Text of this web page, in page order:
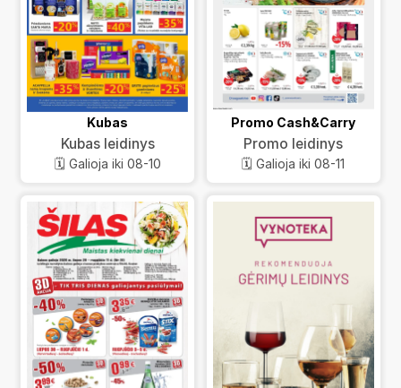
Kubas
Kubas leidinys
🗓️ Galioja iki 08-10
Promo Cash&Carry
Promo leidinys
🗓️ Galioja iki 08-11